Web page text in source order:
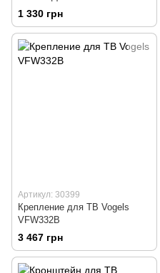
1 330 грн
Артикул: 30399
Крепление для ТВ Vogels
VFW332B
3 467 грн